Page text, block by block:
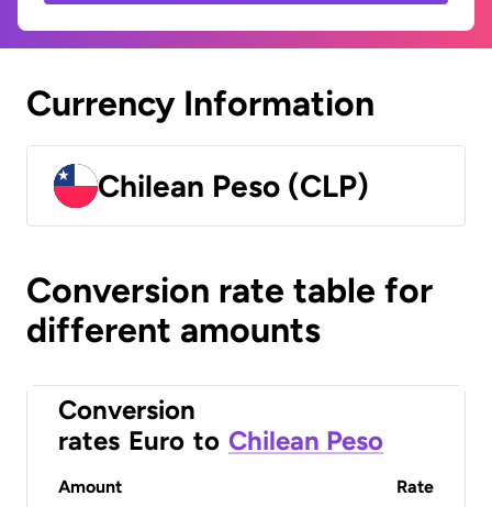
Currency Information
Chilean Peso (CLP)
Conversion rate table for
different amounts
Conversion
rates Euro to Chilean Peso
Amount Rate